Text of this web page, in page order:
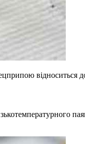
відноситься